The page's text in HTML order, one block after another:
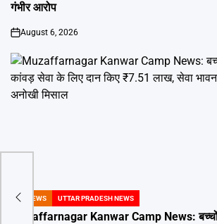
गंभीर आरोप
on
August 6, 2026
POSTED
UP NEWS UTTAR PRADESH NEWS
Muzaffarnagar Kanwar Camp News: